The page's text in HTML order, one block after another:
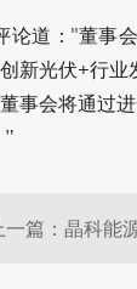
道："董事
新光伏+行
事会将通过
一篇：晶科能